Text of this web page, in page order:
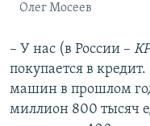
Олег Мосеев
– У нас (в России – КР
покупается в
машин в прошлом
миллион 800 тысяч